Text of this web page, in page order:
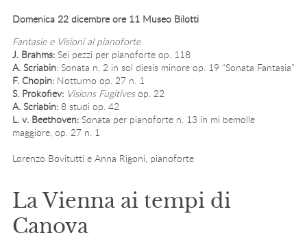
Domenica 22 dicembre ore 11 Museo Bilotti
Fantasie e Visioni al pianoforte
J. Brahms:Sei pezzi per pianoforte op. 118
A. Scriabin: Sonata n. 2 in sol diesis minore op. 19 “Sonata Fantasia”
F. Chopin:Notturno op. 27 n. 1
S. Prokofiev: Visions Fugitivesop. 22
A. Scriabin:8 studi op. 42
L. v. Beethoven:Sonata per pianoforte n. 13 in mi bemolle
maggiore, op. 27 n. 1
Lorenzo Bovitutti e Anna Rigoni, pianoforte
La Vienna ai tempi di
Canova